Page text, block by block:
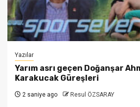
Yazılar
Yarım asrı geçen Doğanşar
Karakucak Güreşleri
2 saniye ago Resul ÖZSARAY